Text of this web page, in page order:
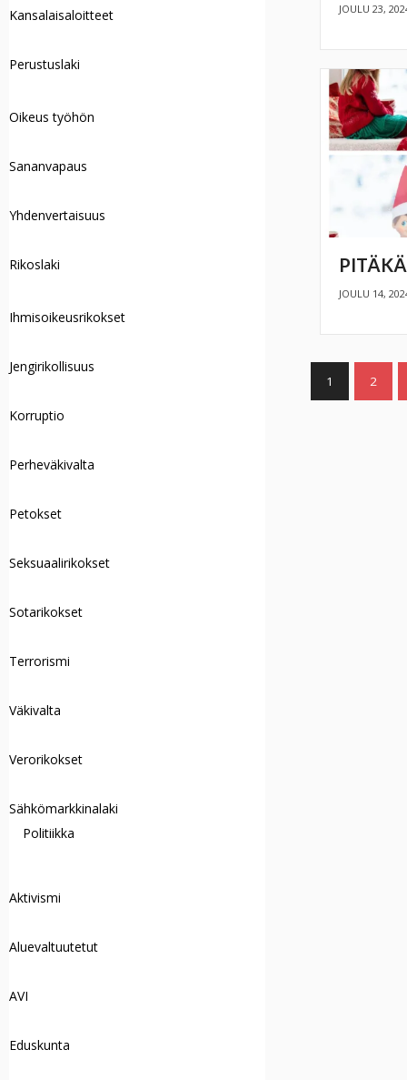
JOULU 23,
JOULU 14,
1 2
Kansalaisaloitteet
Perustuslaki
Oikeus työhön
Sananvapaus
Yhdenvertaisuus
Rikoslaki
Ihmisoikeusrikokset
Jengirikollisuus
Korruptio
Perheväkivalta
Petokset
Seksuaalirikokset
Sotarikokset
Terrorismi
Väkivalta
Verorikokset
Sähkömarkkinalaki
Politiikka
Aktivismi
Aluevaltuutetut
AVI
Eduskunta